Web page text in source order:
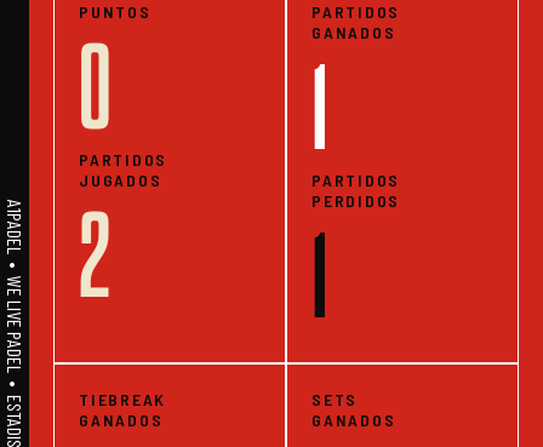
A1PADEL • WE LIVE PADEL • ESTADISTICAS
PUNTOS
0
PARTIDOS
JUGADOS
2
PARTIDOS
GANADOS
1
PARTIDOS
PERDIDOS
1
TIEBREAK
GANADOS
SETS
GANADOS